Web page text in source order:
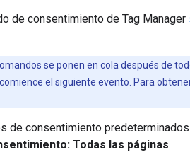
de consentimiento de Tag Manager
se ponen en cola después de
comience el siguiente evento. Para
de consentimiento
Todas las páginas.